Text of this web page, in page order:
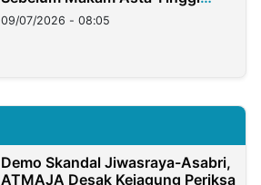
Longsor
09/07/2026 - 08:05
Demo Skandal Jiwasraya-Asabri,
ATMAJA Desak Kejagung Periksa